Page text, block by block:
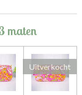
maten
Uitverkocht